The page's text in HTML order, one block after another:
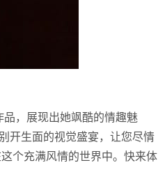
，展现出她飒酷的情趣魅
开生面的视觉盛宴，让您尽情
个充满风情的世界中。快来体